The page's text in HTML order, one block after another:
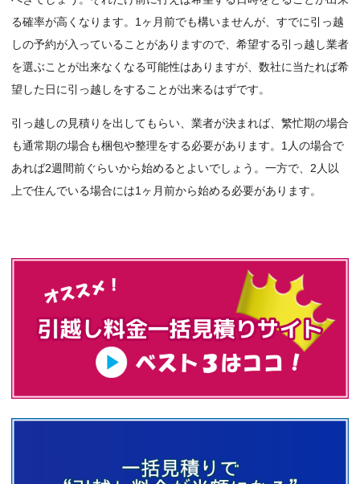
る確率が高くなります。1ヶ月前でも構いませんが、すでに引っ越
しの予約が入っていることがありますので、希望する引っ越し業者
を選ぶことが出来なくなる可能性はありますが、数社に当たれば希
望した日に引っ越しをすることが出来るはずです。
引っ越しの見積りを出してもらい、業者が決まれば、繁忙期の場合
も通常期の場合も梱包や整理をする必要があります。1人の場合で
あれば2週間前ぐらいから始めるとよいでしょう。一方で、2人以
上で住んでいる場合には1ヶ月前から始める必要があります。